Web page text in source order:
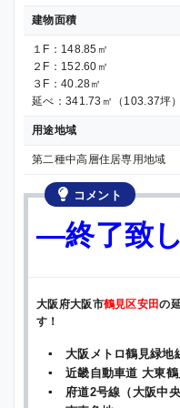
建物面積
１F：148.85㎡
２F：152.60㎡
３F：40.28㎡
延べ：341.73㎡（103.37坪）
用途地域
第二種中高層住居専用地域
コメント
—終了致
大阪府大阪市鶴見区安田の
す！
▪ 大阪メトロ鶴見緑地
▪ 近畿自動車道 大東鶴
▪ 府道2号線（大阪中央